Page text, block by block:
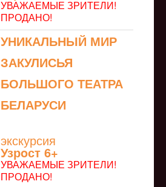
УВАЖАЕМЫЕ ЗРИТЕЛИ!
ПРОДАНО!
УНИКАЛЬНЫЙ МИР
ЗАКУЛИСЬЯ
БОЛЬШОГО ТЕАТРА
БЕЛАРУСИ
экскурсия
Узрoст 6+
УВАЖАЕМЫЕ ЗРИТЕЛИ!
ПРОДАНО!